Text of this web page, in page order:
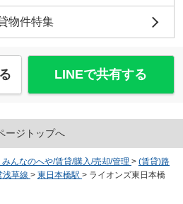
物件特集
LINEで共有する
ージトップへ
んなのへや/賃貸/購入/売却/管理 > (賃貸)路
浅草線 > 東日本橋駅 > ライオンズ東日本橋